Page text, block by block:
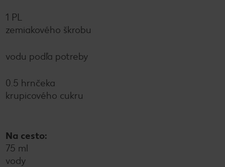
1 PL
zemiakového škrobu
vodu podľa potreby
0.5 hrnčeka
krupicového cukru
Na cesto:
75 ml
vody